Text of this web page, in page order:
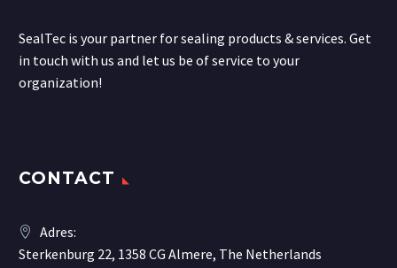
SealTec is your partner for sealing products & services. Get
in touch with us and let us be of service to your
organization!
CONTACT
Adres:
Sterkenburg 22, 1358 CG Almere, The Netherlands